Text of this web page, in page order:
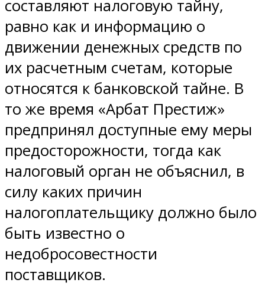
составляют налоговую тайну,
равно как и информацию о
движении денежных средств по
их расчетным счетам, которые
относятся к банковской тайне. В
то же время «Арбат Престиж»
предпринял доступные ему меры
предосторожности, тогда как
налоговый орган не объяснил, в
силу каких причин
налогоплательщику должно было
быть известно о
недобросовестности
поставщиков.